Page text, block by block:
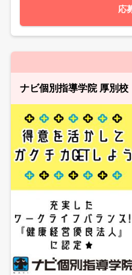
応
ナビ個別指導学院 厚別校